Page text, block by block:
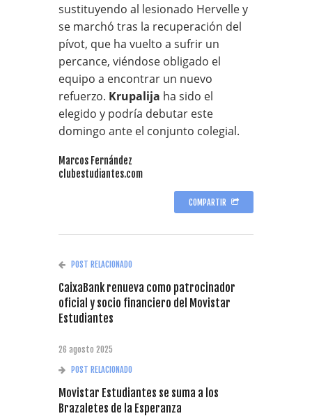
sustituyendo al lesionado Hervelle y
se marchó tras la recuperación del
pívot, que ha vuelto a sufrir un
percance, viéndose obligado el
equipo a encontrar un nuevo
refuerzo. Krupalija ha sido el
elegido y podría debutar este
domingo ante el conjunto colegial.
Marcos Fernández
clubestudiantes.com
COMPARTIR
POST RELACIONADO
CaixaBank renueva como patrocinador
oficial y socio financiero del Movistar
Estudiantes
26 agosto 2025
POST RELACIONADO
Movistar Estudiantes se suma a los
Brazaletes de la Esperanza